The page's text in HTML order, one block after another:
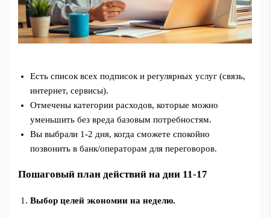
Есть список всех подписок и регулярных услуг (связь,
интернет, сервисы).
Отмечены категории расходов, которые можно
уменьшить без вреда базовым потребностям.
Вы выбрали 1-2 дня, когда сможете спокойно
позвонить в банк/операторам для переговоров.
Пошаговый план действий на дни 11-17
Выбор целей экономии на неделю.